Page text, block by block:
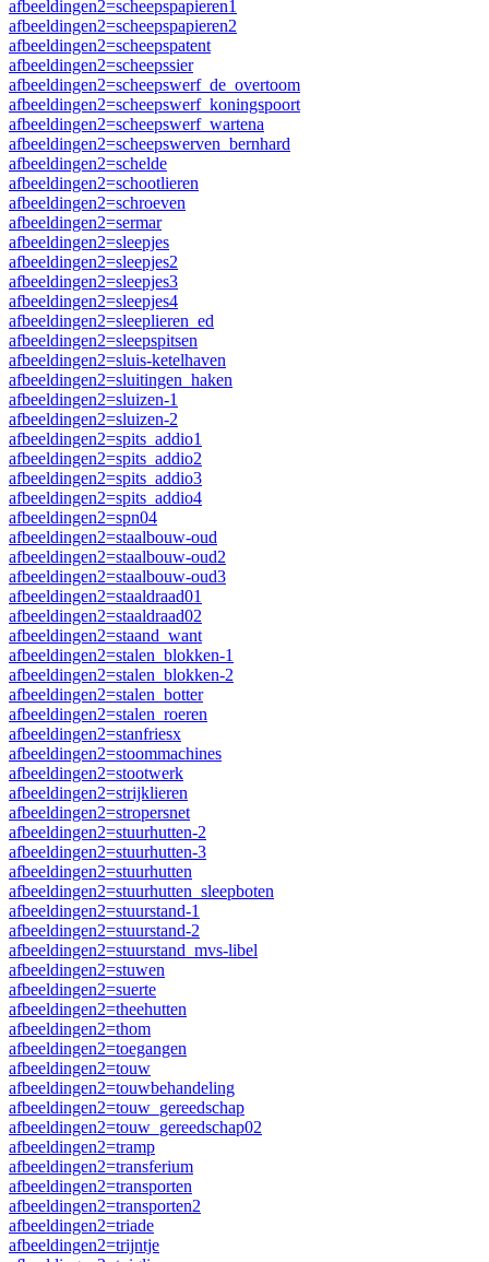
afbeeldingen2=scheepspapieren1
afbeeldingen2=scheepspapieren2
afbeeldingen2=scheepspatent
afbeeldingen2=scheepssier
afbeeldingen2=scheepswerf_de_overtoom
afbeeldingen2=scheepswerf_koningspoort
afbeeldingen2=scheepswerf_wartena
afbeeldingen2=scheepswerven_bernhard
afbeeldingen2=schelde
afbeeldingen2=schootlieren
afbeeldingen2=schroeven
afbeeldingen2=sermar
afbeeldingen2=sleepjes
afbeeldingen2=sleepjes2
afbeeldingen2=sleepjes3
afbeeldingen2=sleepjes4
afbeeldingen2=sleeplieren_ed
afbeeldingen2=sleepspitsen
afbeeldingen2=sluis-ketelhaven
afbeeldingen2=sluitingen_haken
afbeeldingen2=sluizen-1
afbeeldingen2=sluizen-2
afbeeldingen2=spits_addio1
afbeeldingen2=spits_addio2
afbeeldingen2=spits_addio3
afbeeldingen2=spits_addio4
afbeeldingen2=spn04
afbeeldingen2=staalbouw-oud
afbeeldingen2=staalbouw-oud2
afbeeldingen2=staalbouw-oud3
afbeeldingen2=staaldraad01
afbeeldingen2=staaldraad02
afbeeldingen2=staand_want
afbeeldingen2=stalen_blokken-1
afbeeldingen2=stalen_blokken-2
afbeeldingen2=stalen_botter
afbeeldingen2=stalen_roeren
afbeeldingen2=stanfriesx
afbeeldingen2=stoommachines
afbeeldingen2=stootwerk
afbeeldingen2=strijklieren
afbeeldingen2=stropersnet
afbeeldingen2=stuurhutten-2
afbeeldingen2=stuurhutten-3
afbeeldingen2=stuurhutten
afbeeldingen2=stuurhutten_sleepboten
afbeeldingen2=stuurstand-1
afbeeldingen2=stuurstand-2
afbeeldingen2=stuurstand_mvs-libel
afbeeldingen2=stuwen
afbeeldingen2=suerte
afbeeldingen2=theehutten
afbeeldingen2=thom
afbeeldingen2=toegangen
afbeeldingen2=touw
afbeeldingen2=touwbehandeling
afbeeldingen2=touw_gereedschap
afbeeldingen2=touw_gereedschap02
afbeeldingen2=tramp
afbeeldingen2=transferium
afbeeldingen2=transporten
afbeeldingen2=transporten2
afbeeldingen2=triade
afbeeldingen2=trijntje